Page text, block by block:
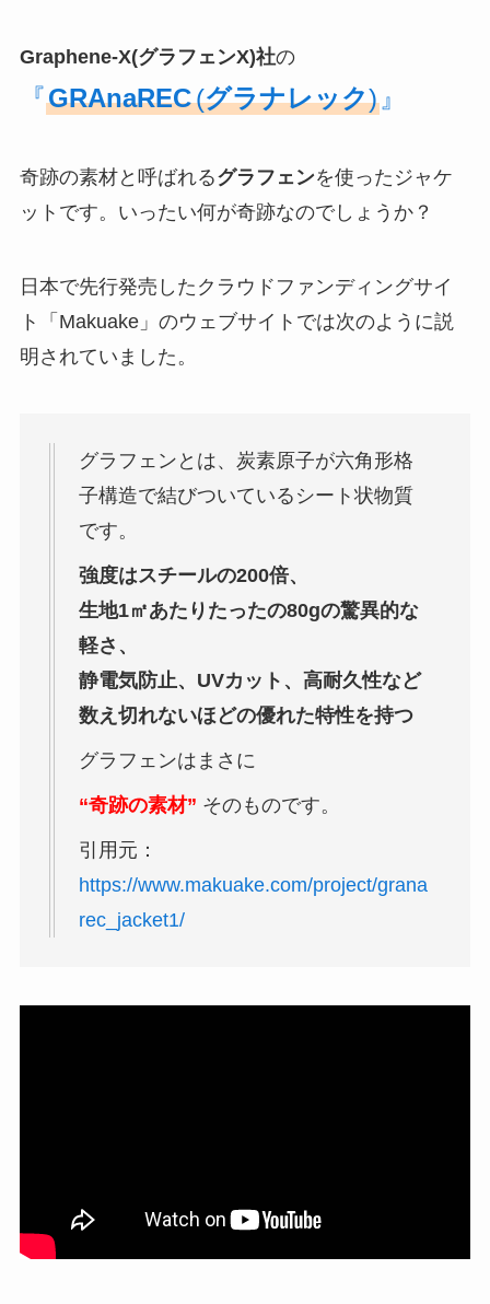
Graphene-X(グラフェンX)社の
『GRAnaREC(グラナレック)』
奇跡の素材と呼ばれるグラフェンを使ったジャケ
ットです。いったい何が奇跡なのでしょうか？
日本で先行発売したクラウドファンディングサイ
ト「Makuake」のウェブサイトでは次のように説
明されていました。
グラフェンとは、炭素原子が六角形格
子構造で結びついているシート状物質
です。
強度はスチールの200倍、
生地1㎡あたりたったの80gの驚異的な
軽さ、
静電気防止、UVカット、高耐久性など
数え切れないほどの優れた特性を持つ
グラフェンはまさに
“奇跡の素材” そのものです。
引用元：
https://www.makuake.com/project/grana
rec_jacket1/